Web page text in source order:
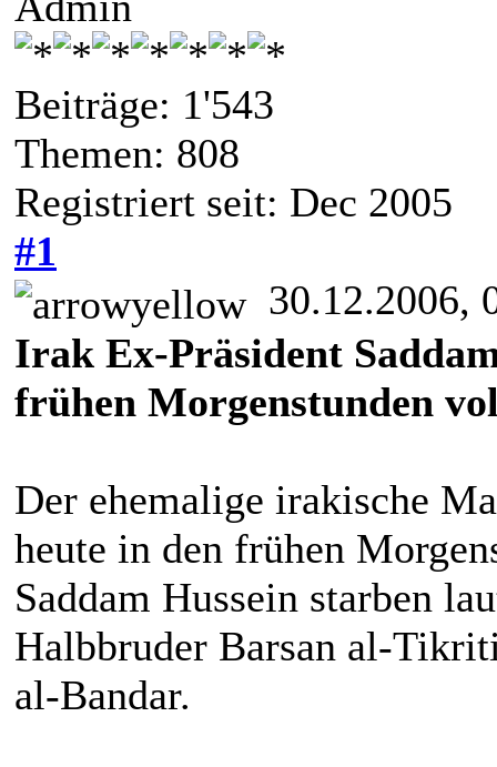
Beiträge: 1'543
Themen: 808
Registriert seit: Dec 2005
#1
30.12.2006,
Irak Ex-Präsident
frühen Morgenstunden
Der ehemalige irakische
heute in den frühen
Saddam Hussein starben
Halbbruder Barsan al-
al-Bandar.